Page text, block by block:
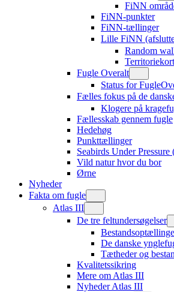
FiNN
FiNN-punkter
FiNN-tællinger
Lille FiNN
Random
Fugle Overalt
Status for
Fælles fokus på de
Klogere på
Fællesskab gennem fugle
Hedehøg
Punkttællinger
Seabirds Under
Vild natur hvor du bor
Ørne
Nyheder
Fakta om fugle
Atlas III
De tre feltundersøgelser
De danske
Tætheder og
Kvalitetssikring
Mere om Atlas III
Nyheder Atlas III